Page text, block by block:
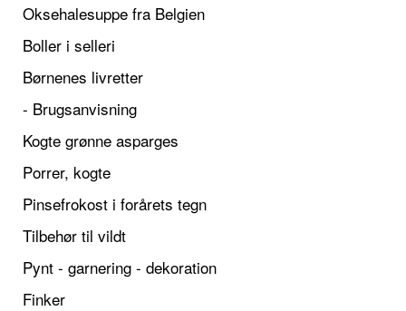
Oksehalesuppe fra Belgien
Boller i selleri
Børnenes livretter
- Brugsanvisning
Kogte grønne asparges
Porrer, kogte
Pinsefrokost i forårets tegn
Tilbehør til vildt
Pynt - garnering - dekoration
Finker